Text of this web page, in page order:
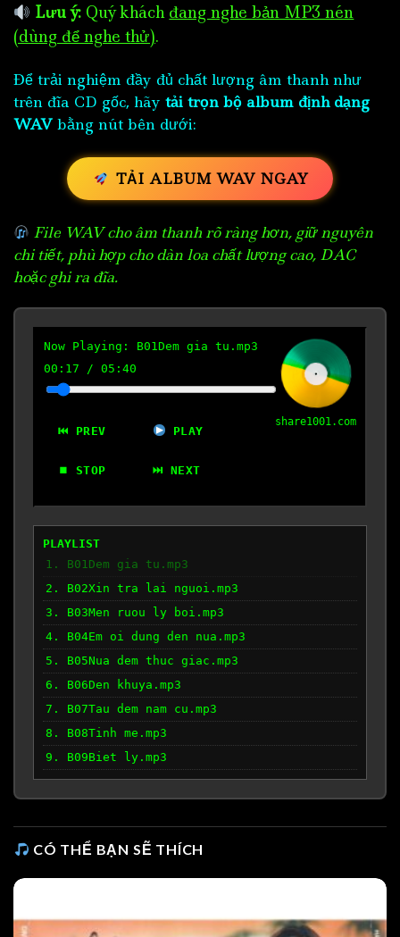
Lưu ý: Quý khách đang nghe bản MP3 nén
(dùng để nghe thử).
Để trải nghiệm đầy đủ chất lượng âm thanh như
trên đĩa CD gốc, hãy tải trọn bộ album định dạng
WAV bằng nút bên dưới:
TẢI ALBUM WAV NGAY
File WAV cho âm thanh rõ ràng hơn, giữ nguyên
chi tiết, phù hợp cho dàn loa chất lượng cao, DAC
hoặc ghi ra đĩa.
Now Playing: B01Dem gia tu.mp3
00:18 / 05:40
⏮ PREV PLAY
⏹ STOP ⏭ NEXT
share1001.com
PLAYLIST
1. B01Dem gia tu.mp3
2. B02Xin tra lai nguoi.mp3
3. B03Men ruou ly boi.mp3
4. B04Em oi dung den nua.mp3
5. B05Nua dem thuc giac.mp3
6. B06Den khuya.mp3
7. B07Tau dem nam cu.mp3
8. B08Tinh me.mp3
9. B09Biet ly.mp3
CÓ THỂ BẠN SẼ THÍCH